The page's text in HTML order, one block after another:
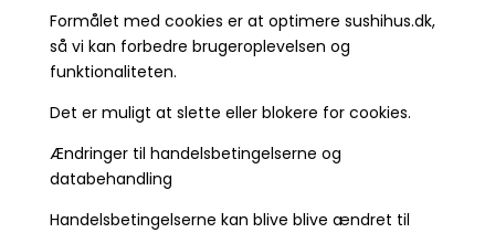
Formålet med cookies er at optimere sushihus.dk,
så vi kan forbedre brugeroplevelsen og
funktionaliteten.
Det er muligt at slette eller blokere for cookies.
Ændringer til handelsbetingelserne og
databehandling
Handelsbetingelserne kan blive blive ændret til